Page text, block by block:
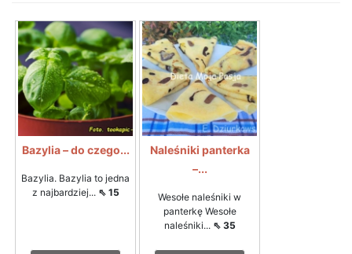
Bazylia – do czego...
Bazylia. Bazylia to jedna
z najbardziej... ⇖ 15
Naleśniki panterka
–...
Wesołe naleśniki w
panterkę Wesołe
naleśniki... ⇖ 35